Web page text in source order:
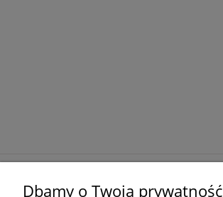
Dbamy o Twoją prywatność